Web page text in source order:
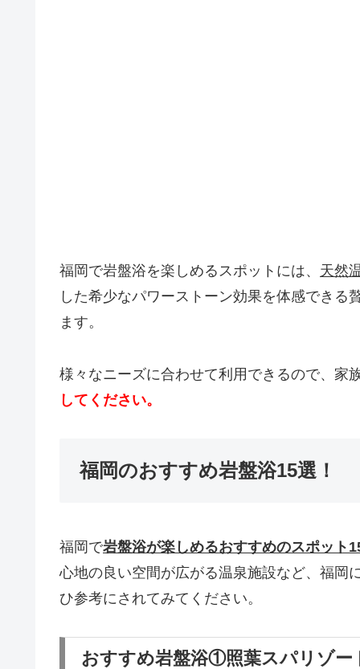
福岡で岩盤浴を楽しめるスポットには、 天然
した希少なパワーストーン効果を体感でき
ます。
様々なニーズに合わせて利用できるので、家
してください。
福岡のおすすめ岩盤浴15選！
福岡で岩盤浴が楽しめるおすすめのスポット
心地の良い空間が広がる温泉施設など、福岡
ひ参考にされてみてください。
おすすめ岩盤浴①照葉スパリゾー